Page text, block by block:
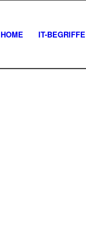
HOME IT-BEGRIFFE